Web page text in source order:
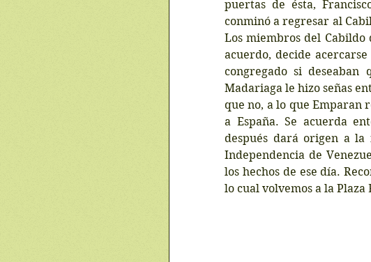
puertas de ésta,
conminó a regresar al
Los miembros del Cabildo
acuerdo, decide
congregado si deseaban
Madariaga le hizo señas
que no, a lo que Emparan
a España. Se acuerda
después dará origen a
Independencia de
los hechos de ese día.
lo cual volvemos a la Plaza